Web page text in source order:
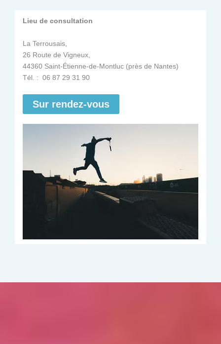
Lieu de consultation
La Terrousais,
26 Route de Vigneux,
44360 Saint-Étienne-de-Montluc (près de Nantes)
Tél. : 06 87 29 31 90
Sur rendez-vous